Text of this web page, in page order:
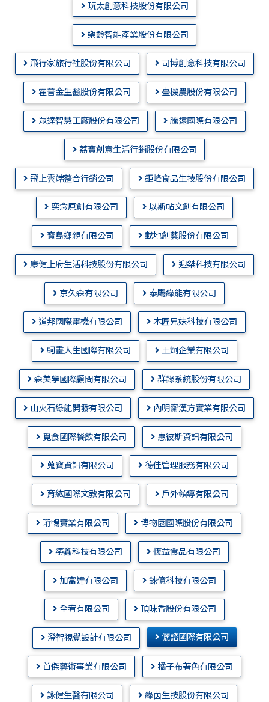
玩太創意科技股份有限公司
樂齡智能產業股份有限公司
飛行家旅行社股份有限公司 司博創意科技有限公司
霍普金生醫股份有限公司 臺機農股份有限公司
眾達智慧工廠股份有限公司 騰遠國際有限公司
荔寶創意生活行銷股份有限公司
飛上雲端整合行銷公司 鉅峰食品生技股份有限公司
奕念原創有限公司 以斯帖文創有限公司
寶島鄉親有限公司 載地創藝股份有限公司
康健上府生活科技股份有限公司 迎桀科技有限公司
京久森有限公司 泰颺綠能有限公司
道邦國際電機有限公司 木匠兄妹科技有限公司
蚵畫人生國際有限公司 王炯企業有限公司
森美學國際顧問有限公司 群錄系統股份有限公司
山火石綠能開發有限公司 內明齋漢方實業有限公司
覓食國際餐飲有限公司 惠彼斯資訊有限公司
蒐寶資訊有限公司 德佳管理服務有限公司
育紘國際文教有限公司 戶外領導有限公司
珩暢實業有限公司 博物園國際股份有限公司
鎏鑫科技有限公司 恆益食品有限公司
加富達有限公司 錸億科技有限公司
全宥有限公司 頂味香股份有限公司
澄智視覺設計有限公司 儷諮國際有限公司
首傑藝術事業有限公司 橘子布著色有限公司
詠健生醫有限公司 綠茵生技股份有限公司